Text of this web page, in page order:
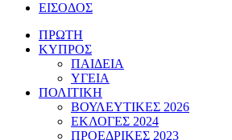
ΕΙΣΟΔΟΣ
ΠΡΩΤΗ
ΚΥΠΡΟΣ
ΠΑΙΔΕΙΑ
ΥΓΕΙΑ
ΠΟΛΙΤΙΚΗ
ΒΟΥΛΕΥΤΙΚΕΣ 2026
ΕΚΛΟΓΕΣ 2024
ΠΡΟΕΔΡΙΚΕΣ 2023